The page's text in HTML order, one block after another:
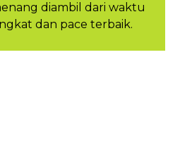
diambil dari waktu
dan pace terbaik.